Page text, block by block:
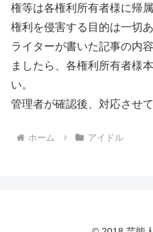
権等は各権利所有者様に帰属
権利を侵害する目的は一切あ
ライターが書いた記事の内
ましたら、各権利所有者様
い。
管理者が確認後、対応させて
ホーム アイドル